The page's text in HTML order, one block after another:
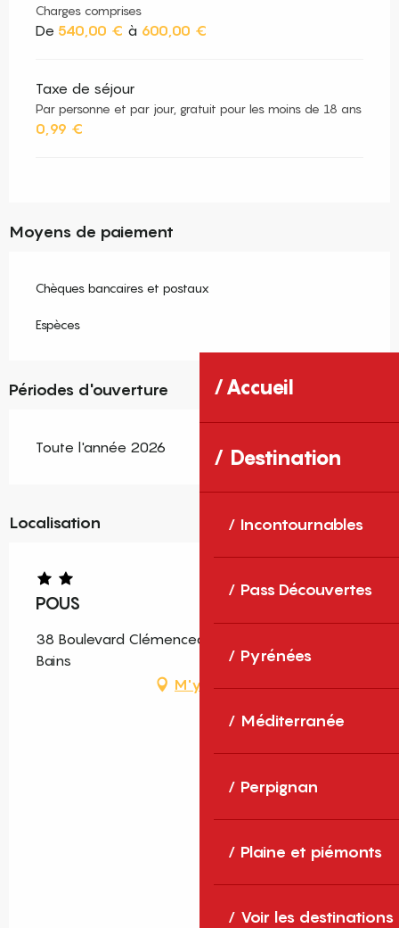
Accueil
Destination
Incontournables
Pass Découvertes
Pyrénées
Méditerranée
Perpignan
Plaine et piémonts
Voir les destinations
Charges comprises
De 540,00 € à 600,00 €
Taxe de séjour
Par personne et par jour, gratuit pour les moins de 18 ans
0,99 €
Moyens de paiement
Chèques bancaires et postaux
Espèces
Périodes d'ouverture
Toute l'année 2026
Localisation
POUS
38 Boulevard Clémenceau, 66820 Vernet-les-
Bains
M'y rendre